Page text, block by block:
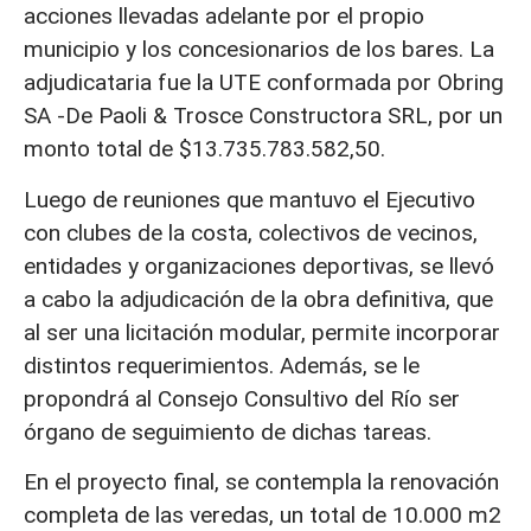
acciones llevadas adelante por el propio
municipio y los concesionarios de los bares. La
adjudicataria fue la UTE conformada por Obring
SA -De Paoli & Trosce Constructora SRL, por un
monto total de $13.735.783.582,50.
Luego de reuniones que mantuvo el Ejecutivo
con clubes de la costa, colectivos de vecinos,
entidades y organizaciones deportivas, se llevó
a cabo la adjudicación de la obra definitiva, que
al ser una licitación modular, permite incorporar
distintos requerimientos. Además, se le
propondrá al Consejo Consultivo del Río ser
órgano de seguimiento de dichas tareas.
En el proyecto final, se contempla la renovación
completa de las veredas, un total de 10.000 m2